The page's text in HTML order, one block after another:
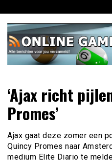
naar
inhoud
Online Games
verzameld
‘Ajax richt
Promes’
Ajax gaat deze zomer een
Quincy Promes naar
medium Elite Diario te